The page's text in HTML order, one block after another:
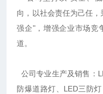
向，以社会责任为己任
强企"，增强企业市场竞
道。
公司专业生产及销售：
防爆道路灯、LED三防